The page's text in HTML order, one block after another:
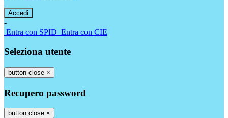
-
Entra con SPID Entra con CIE
Seleziona utente
button close ×
Recupero password
button close ×